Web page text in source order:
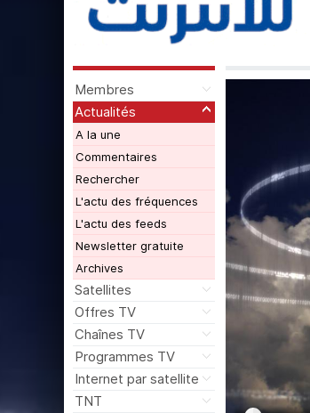
Membres
Actualités
A la une
Commentaires
Rechercher
L'actu des fréquences
L'actu des feeds
Newsletter gratuite
Archives
Satellites
Offres TV
Chaînes TV
Programmes TV
Internet par satellite
TNT